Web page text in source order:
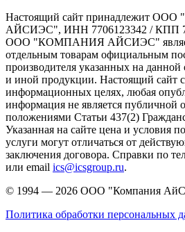
Настоящий сайт принадлежит
АЙСИЭС", ИНН 7706123342 / КПП
ООО "КОМПАНИЯ АЙСИЭС"
отдельным товарам официальным
производителя указанных на данной
и иной продукции. Настоящий сайт
информационных целях, любая
информация не является публичной
положениями Статьи 437(2)
Указанная на сайте цена и условия
услуги могут отличаться от
заключения договора. Справки по
или email ics@icsgroup.ru.
© 1994 — 2026 ООО "Компания
Политика обработки персональных